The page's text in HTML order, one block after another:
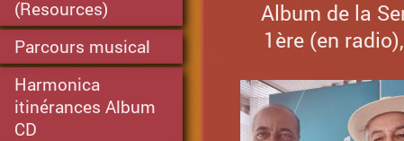
(Resources)
Parcours musical
Harmonica
itinérances Album
CD
Album de la
1ère (en